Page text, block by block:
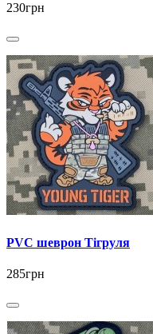
230грн
PVC шеврон Тігруля
285грн